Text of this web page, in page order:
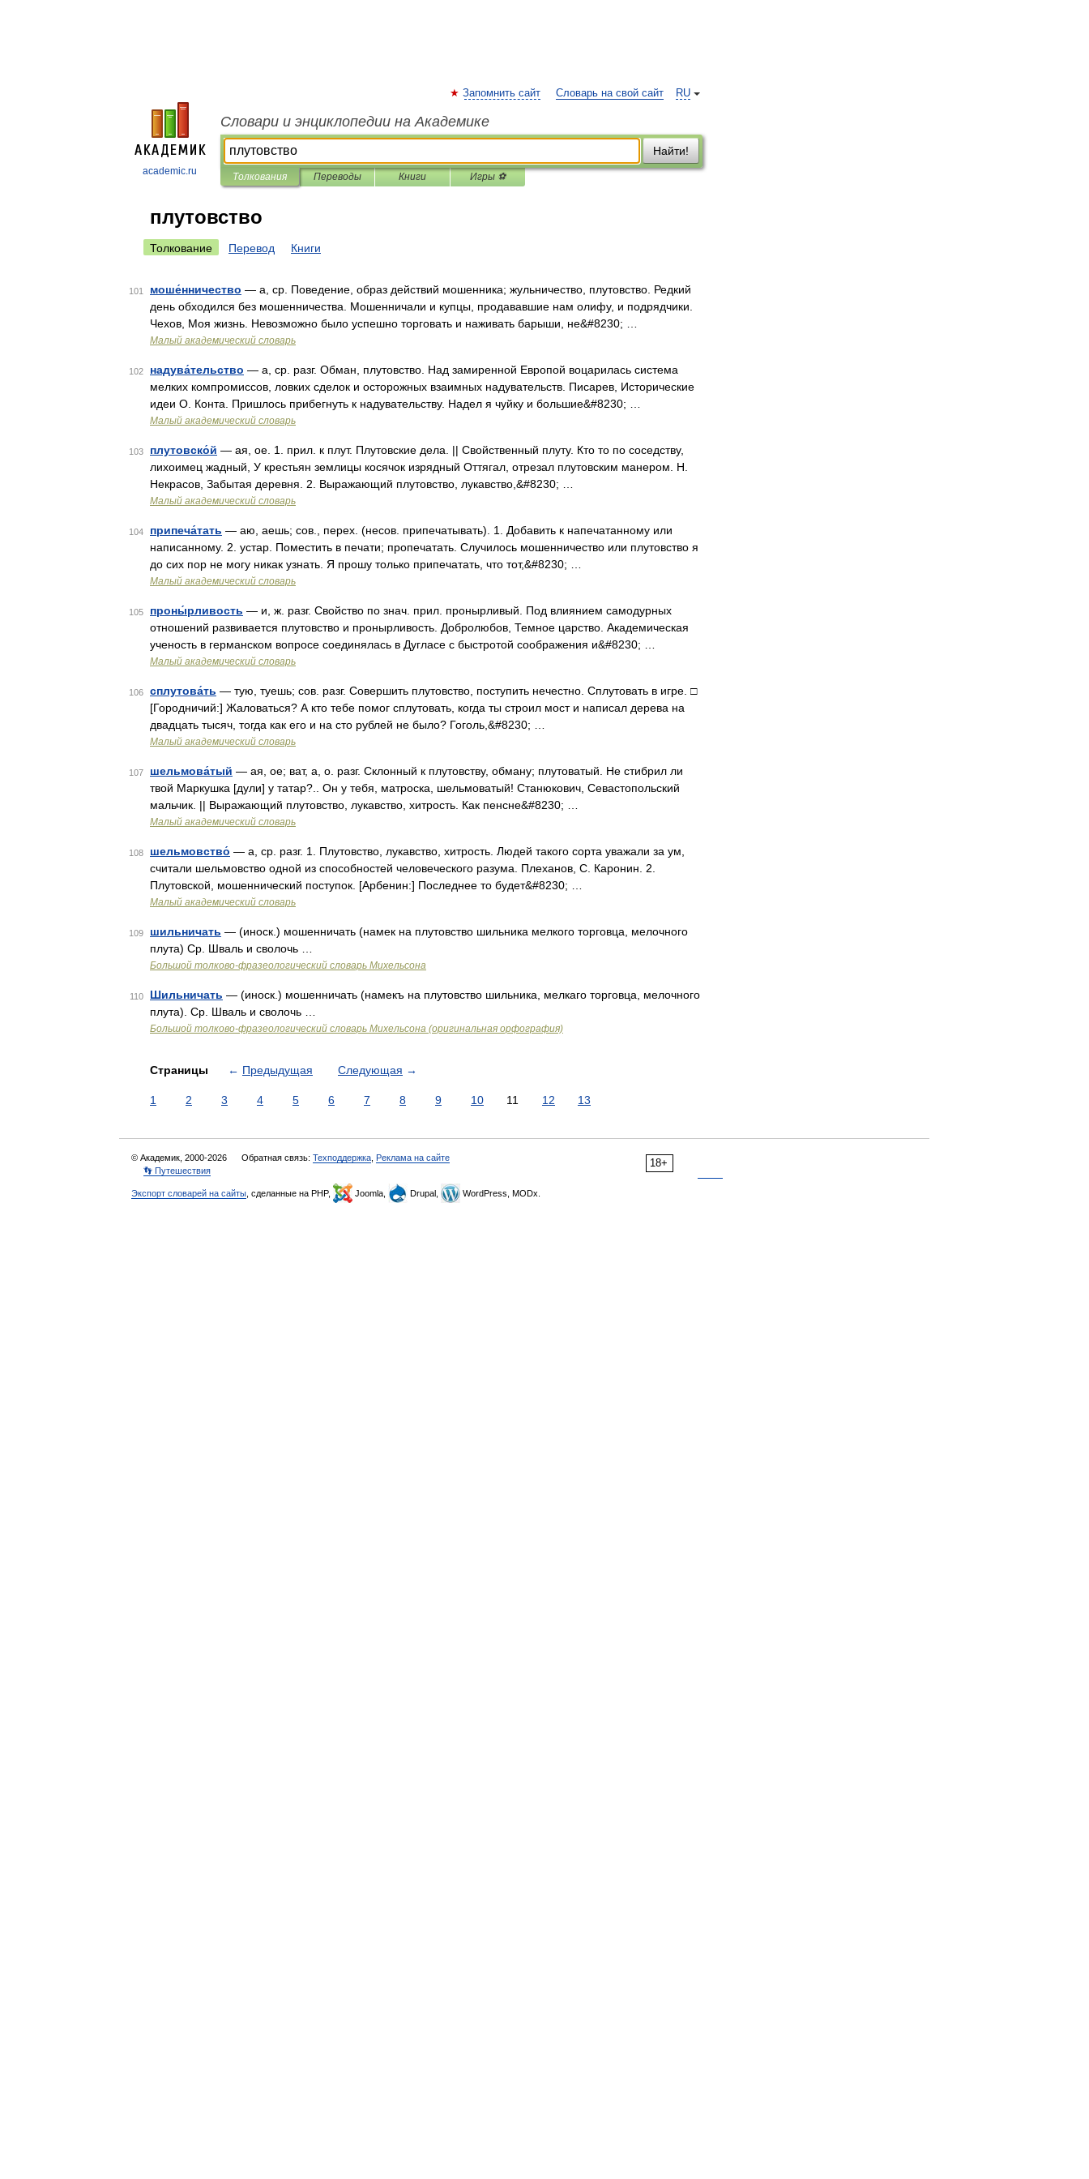
academic.ru
RU
Запомнить сайт Словарь на свой сайт
Словари и энциклопедии на Академике
Найти!
Толкования Переводы Книги Игры ⚽
плутовство
Толкование Перевод Книги
101 моше́нничество — а, ср. Поведение, образ действий мошенника; жульничество, плутовство. Редкий
день обходился без мошенничества. Мошенничали и купцы, продававшие нам олифу, и подрядчики.
Чехов, Моя жизнь. Невозможно было успешно торговать и наживать барыши, не&#8230; …
Малый академический словарь
102 надува́тельство — а, ср. разг. Обман, плутовство. Над замиренной Европой воцарилась система
мелких компромиссов, ловких сделок и осторожных взаимных надувательств. Писарев, Исторические
идеи О. Конта. Пришлось прибегнуть к надувательству. Надел я чуйку и большие&#8230; …
Малый академический словарь
103 плутовско́й — ая, ое. 1. прил. к плут. Плутовские дела. || Свойственный плуту. Кто то по соседству,
лихоимец жадный, У крестьян землицы косячок изрядный Оттягал, отрезал плутовским манером. Н.
Некрасов, Забытая деревня. 2. Выражающий плутовство, лукавство,&#8230; …
Малый академический словарь
104 припеча́тать — аю, аешь; сов., перех. (несов. припечатывать). 1. Добавить к напечатанному или
написанному. 2. устар. Поместить в печати; пропечатать. Случилось мошенничество или плутовство я
до сих пор не могу никак узнать. Я прошу только припечатать, что тот,&#8230; …
Малый академический словарь
105 проны́рливость — и, ж. разг. Свойство по знач. прил. пронырливый. Под влиянием самодурных
отношений развивается плутовство и пронырливость. Добролюбов, Темное царство. Академическая
ученость в германском вопросе соединялась в Дугласе с быстротой соображения и&#8230; …
Малый академический словарь
106 сплутова́ть — тую, туешь; сов. разг. Совершить плутовство, поступить нечестно. Сплутовать в игре. □
[Городничий:] Жаловаться? А кто тебе помог сплутовать, когда ты строил мост и написал дерева на
двадцать тысяч, тогда как его и на сто рублей не было? Гоголь,&#8230; …
Малый академический словарь
107 шельмова́тый — ая, ое; ват, а, о. разг. Склонный к плутовству, обману; плутоватый. Не стибрил ли
твой Маркушка [дули] у татар?.. Он у тебя, матроска, шельмоватый! Станюкович, Севастопольский
мальчик. || Выражающий плутовство, лукавство, хитрость. Как пенсне&#8230; …
Малый академический словарь
108 шельмовство́ — а, ср. разг. 1. Плутовство, лукавство, хитрость. Людей такого сорта уважали за ум,
считали шельмовство одной из способностей человеческого разума. Плеханов, С. Каронин. 2.
Плутовской, мошеннический поступок. [Арбенин:] Последнее то будет&#8230; …
Малый академический словарь
109 шильничать — (иноск.) мошенничать (намек на плутовство шильника мелкого торговца, мелочного
плута) Ср. Шваль и сволочь …
Большой толково-фразеологический словарь Михельсона
110 Шильничать — (иноск.) мошенничать (намекъ на плутовство шильника, мелкаго торговца, мелочного
плута). Ср. Шваль и сволочь …
Большой толково-фразеологический словарь Михельсона (оригинальная орфография)
Страницы ← Предыдущая Следующая →
1 2 3 4 5 6 7 8 9 10 11 12 13
18+
© Академик, 2000-2026 Обратная связь: Техподдержка Реклама на сайте
👣 Путешествия
Экспорт словарей на сайты , сделанные на PHP, Joomla, Drupal, WordPress, MODx.